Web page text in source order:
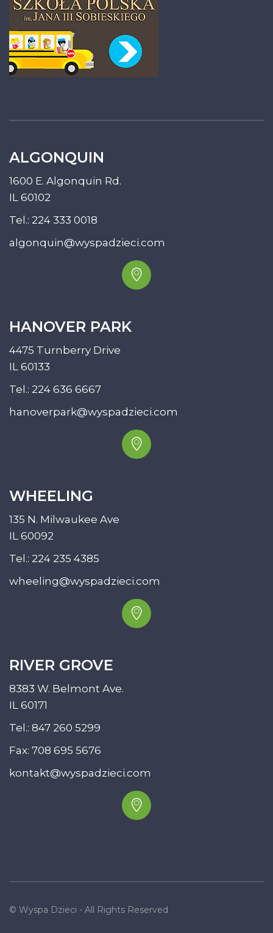
ALGONQUIN
1600 E. Algonquin Rd.
IL 60102
Tel.: 224 333 0018
algonquin@wyspadzieci.com
HANOVER PARK
4475 Turnberry Drive
IL 60133
Tel.: 224 636 6667
hanoverpark@wyspadzieci.com
WHEELING
135 N. Milwaukee Ave
IL 60092
Tel.: 224 235 4385
wheeling@wyspadzieci.com
RIVER GROVE
8383 W. Belmont Ave.
IL 60171
Tel.: 847 260 5299
Fax: 708 695 5676
kontakt@wyspadzieci.com
© Wyspa Dzieci - All Rights Reserved